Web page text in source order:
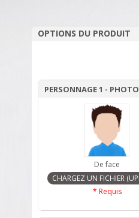
OPTIONS DU PRODUIT
PERSONNAGE 1 -
De face
* Requis